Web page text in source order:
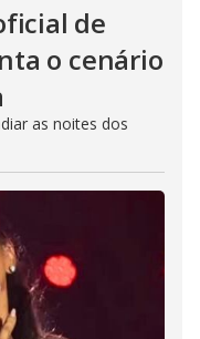
de
o cenário
as noites dos